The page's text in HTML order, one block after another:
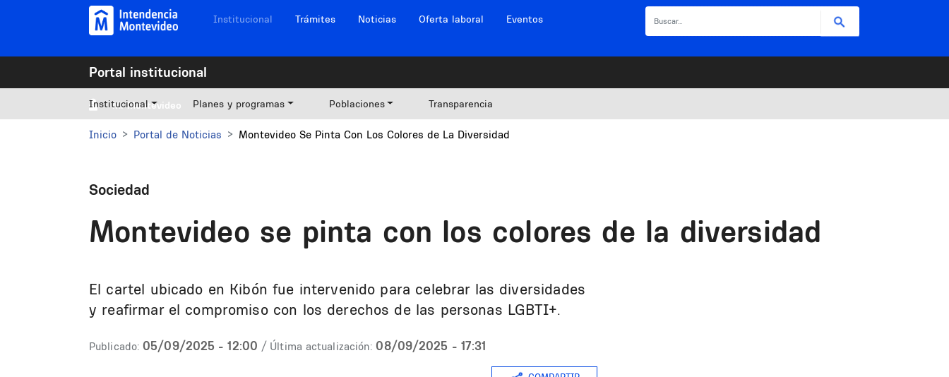
Pasar al contenido principal Navegación sitios
Institucional Trámites Noticias Oferta laboral Eventos
Portal institucional
Mi Montevideo
Institucional Planes y programas Poblaciones Transparencia
Inicio Portal de Noticias Montevideo Se Pinta Con Los Colores de La Diversidad
Sociedad
Montevideo se pinta con los colores de la diversidad
El cartel ubicado en Kibón fue intervenido para celebrar las diversidades
y reafirmar el compromiso con los derechos de las personas LGBTI+.
Publicado: 05/09/2025 - 12:00 / Última actualización: 08/09/2025 - 17:31